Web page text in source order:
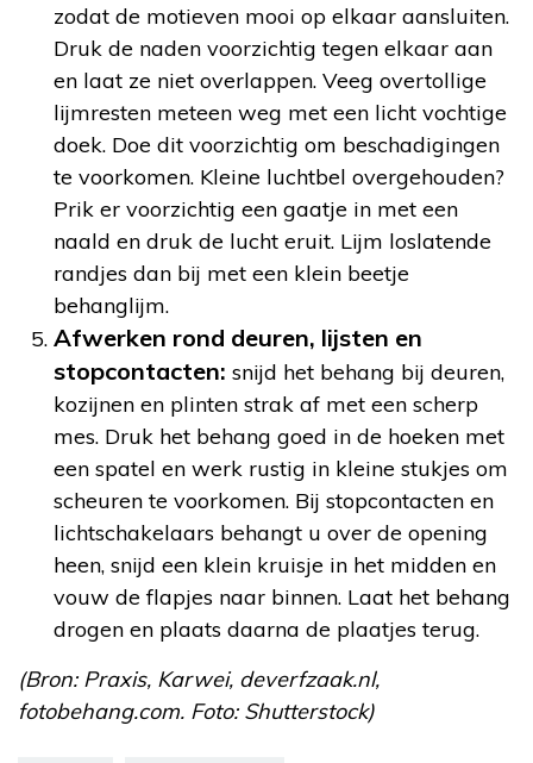
zodat de motieven mooi op elkaar aansluiten.
Druk de naden voorzichtig tegen elkaar aan
en laat ze niet overlappen. Veeg overtollige
lijmresten meteen weg met een licht vochtige
doek. Doe dit voorzichtig om beschadigingen
te voorkomen. Kleine luchtbel overgehouden?
Prik er voorzichtig een gaatje in met een
naald en druk de lucht eruit. Lijm loslatende
randjes dan bij met een klein beetje
behanglijm.
Afwerken rond deuren, lijsten en
stopcontacten: snijd het behang bij deuren,
kozijnen en plinten strak af met een scherp
mes. Druk het behang goed in de hoeken met
een spatel en werk rustig in kleine stukjes om
scheuren te voorkomen. Bij stopcontacten en
lichtschakelaars behangt u over de opening
heen, snijd een klein kruisje in het midden en
vouw de flapjes naar binnen. Laat het behang
drogen en plaats daarna de plaatjes terug.
(Bron: Praxis, Karwei, deverfzaak.nl,
fotobehang.com. Foto: Shutterstock)